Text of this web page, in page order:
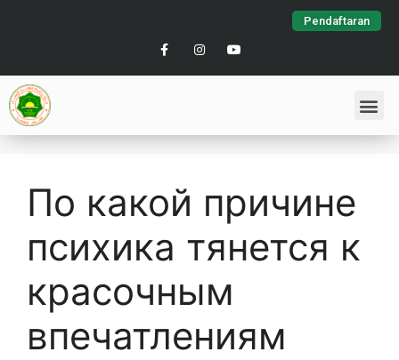
Pendaftaran
По какой причине
психика тянется к
красочным
впечатлениям